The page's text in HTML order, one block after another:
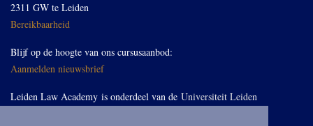
2311 GW te Leiden
Bereikbaarheid
Blijf op de hoogte van ons cursusaanbod:
Aanmelden nieuwsbrief
Leiden Law Academy is onderdeel van de Universiteit Leiden